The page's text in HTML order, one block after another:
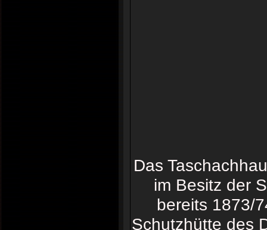
Das
im Besitz der
bereits 1873/
Schutzhütte des